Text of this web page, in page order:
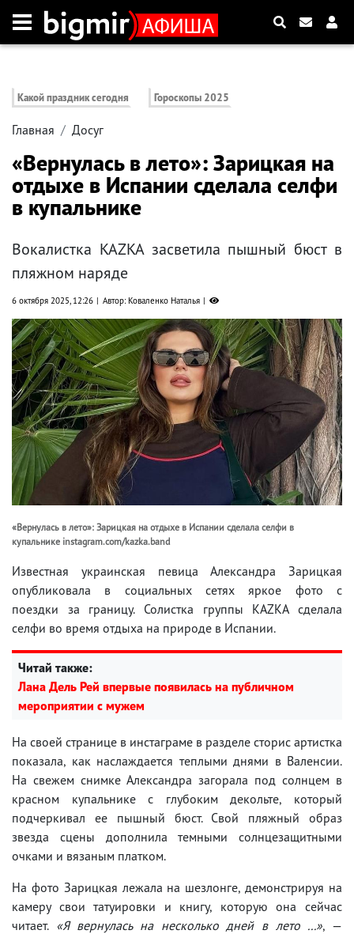
Какой праздник сегодня Гороскопы 2025
Главная Досуг
«Вернулась в лето»: Зарицкая на
отдыхе в Испании сделала селфи
в купальнике
Вокалистка KAZKA засветила пышный бюст в
пляжном наряде
6 октября 2025, 12:26 Автор: Коваленко Наталья
«Вернулась в лето»: Зарицкая на отдыхе в Испании сделала селфи в
купальнике instagram.com/kazka.band
Известная украинская певица Александра Зарицкая
опубликовала в социальных сетях яркое фото с
поездки за границу. Солистка группы KAZKA сделала
селфи во время отдыха на природе в Испании.
Читай также:
Лана Дель Рей впервые появилась на публичном
мероприятии с мужем
На своей странице в инстаграме в разделе сторис артистка
показала, как наслаждается теплыми днями в Валенсии.
На свежем снимке Александра загорала под солнцем в
красном купальнике с глубоким декольте, который
подчеркивал ее пышный бюст. Свой пляжный образ
звезда сцены дополнила темными солнцезащитными
очками и вязаным платком.
На фото Зарицкая лежала на шезлонге, демонстрируя на
камеру свои татуировки и книгу, которую она сейчас
читает. «Я вернулась на несколько дней в лето ...», —